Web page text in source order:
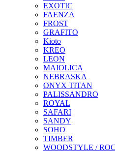
EXOTIC
FAENZA
FROST
GRAFITO
Kioto
KREO
LEON
MAIOLICA
NEBRASKA
ONYX TITAN
PALISSANDRO
ROYAL
SAFARI
SANDY
SOHO
TIMBER
WOODSTYLE /